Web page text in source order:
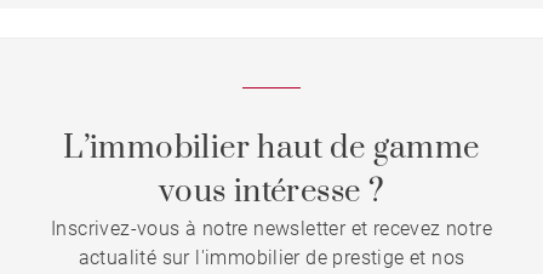
L’immobilier haut de gamme
vous intéresse ?
Inscrivez-vous à notre newsletter et recevez notre
actualité sur l'immobilier de prestige et nos